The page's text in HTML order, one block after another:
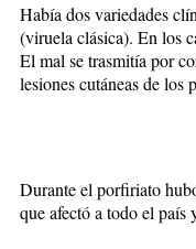
Había dos variedades
(viruela clásica). En los
El mal se trasmitía por
lesiones cutáneas de los
Durante el porfiriato
que afectó a todo el país